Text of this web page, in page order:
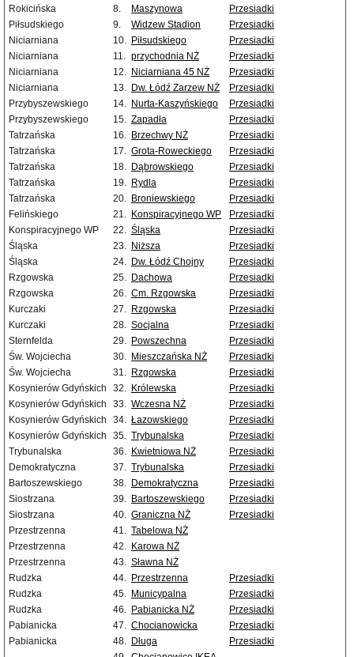
Rokicińska
8. Maszynowa
Przesiadki
Piłsudskiego
9. Widzew Stadion
Przesiadki
Niciarniana
10. Piłsudskiego
Przesiadki
Niciarniana
11. przychodnia NŻ
Przesiadki
Niciarniana
12. Niciarniana 45 NŻ
Przesiadki
Niciarniana
13. Dw. Łódź Zarzew NŻ
Przesiadki
Przybyszewskiego
14. Nurta-Kaszyńskiego
Przesiadki
Przybyszewskiego
15. Zapadła
Przesiadki
Tatrzańska
16. Brzechwy NŻ
Przesiadki
Tatrzańska
17. Grota-Roweckiego
Przesiadki
Tatrzańska
18. Dąbrowskiego
Przesiadki
Tatrzańska
19. Rydla
Przesiadki
Tatrzańska
20. Broniewskiego
Przesiadki
Felińskiego
21. Konspiracyjnego WP
Przesiadki
Konspiracyjnego WP
22. Śląska
Przesiadki
Śląska
23. Niższa
Przesiadki
Śląska
24. Dw. Łódź Chojny
Przesiadki
Rzgowska
25. Dachowa
Przesiadki
Rzgowska
26. Cm. Rzgowska
Przesiadki
Kurczaki
27. Rzgowska
Przesiadki
Kurczaki
28. Socjalna
Przesiadki
Sternfelda
29. Powszechna
Przesiadki
Św. Wojciecha
30. Mieszczańska NŻ
Przesiadki
Św. Wojciecha
31. Rzgowska
Przesiadki
Kosynierów Gdyńskich
32. Królewska
Przesiadki
Kosynierów Gdyńskich
33. Wczesna NŻ
Przesiadki
Kosynierów Gdyńskich
34. Łazowskiego
Przesiadki
Kosynierów Gdyńskich
35. Trybunalska
Przesiadki
Trybunalska
36. Kwietniowa NŻ
Przesiadki
Demokratyczna
37. Trybunalska
Przesiadki
Bartoszewskiego
38. Demokratyczna
Przesiadki
Siostrzana
39. Bartoszewskiego
Przesiadki
Siostrzana
40. Graniczna NŻ
Przesiadki
Przestrzenna
41. Tabelowa NŻ
Przestrzenna
42. Karowa NŻ
Przestrzenna
43. Sławna NŻ
Rudzka
44. Przestrzenna
Przesiadki
Rudzka
45. Municypalna
Przesiadki
Rudzka
46. Pabianicka NŻ
Przesiadki
Pabianicka
47. Chocianowicka
Przesiadki
Pabianicka
48. Długa
Przesiadki